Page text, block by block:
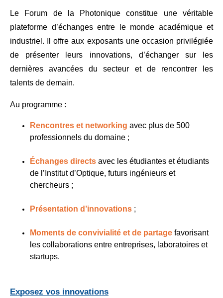
Le Forum de la Photonique constitue une véritable
plateforme d’échanges entre le monde académique et
industriel. Il offre aux exposants une occasion privilégiée
de présenter leurs innovations, d’échanger sur les
dernières avancées du secteur et de rencontrer les
talents de demain.
Au programme :
Rencontres et networking avec plus de 500
professionnels du domaine ;
Échanges directs avec les étudiantes et étudiants
de l’Institut d’Optique, futurs ingénieurs et
chercheurs ;
Présentation d’innovations ;
Moments de convivialité et de partage favorisant
les collaborations entre entreprises, laboratoires et
startups.
Exposez vos innovations